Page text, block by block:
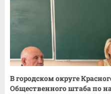
В городском округе
Общественного штаба по